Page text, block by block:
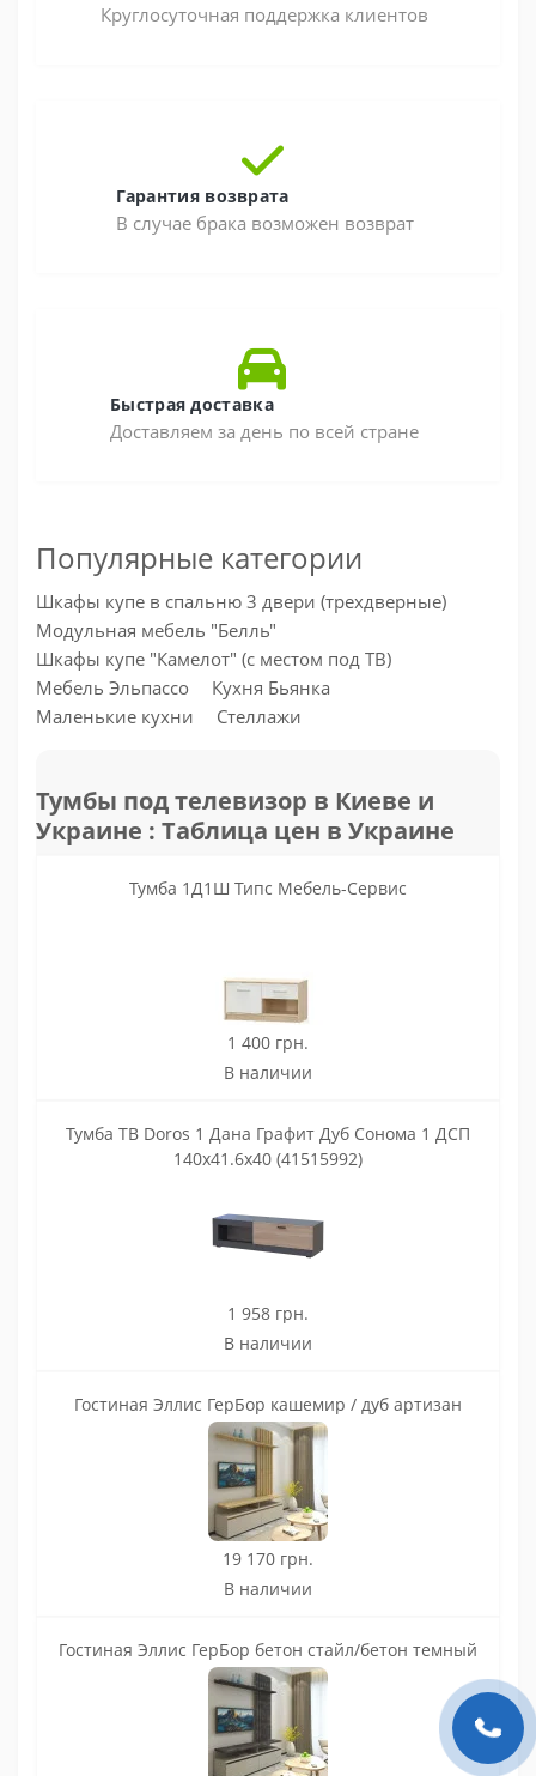
Круглосуточная поддержка клиентов
Гарантия возврата
В случае брака возможен возврат
Быстрая доставка
Доставляем за день по всей стране
Популярные категории
Шкафы купе в спальню 3 двери (трехдверные)
Модульная мебель "Белль"
Шкафы купе "Камелот" (с местом под ТВ)
Мебель Эльпассо
Кухня Бьянка
Маленькие кухни
Стеллажи
Тумбы под телевизор в Киеве и
Украине : Таблица цен в Украине
Тумба 1Д1Ш Типс Мебель-Сервис
1 400 грн.
В наличии
Тумба ТВ Doros 1 Дана Графит Дуб Сонома 1 ДСП
140х41.6х40 (41515992)
1 958 грн.
В наличии
Гостиная Эллис ГерБор кашемир / дуб артизан
19 170 грн.
В наличии
Гостиная Эллис ГерБор бетон стайл/бетон темный